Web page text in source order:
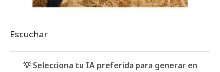
Escuchar
💡 Selecciona tu IA preferida para generar en